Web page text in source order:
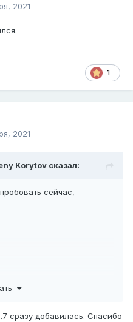
2021
1
2021
Korytov сказал:
сейчас,
сразу добавилась. Спасибо